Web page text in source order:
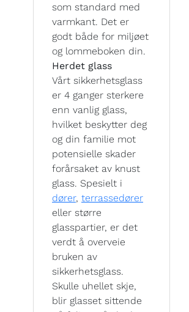
som standard med
varmkant. Det er
godt både for miljøet
og lommeboken din.
Herdet glass
Vårt sikkerhetsglass
er 4 ganger sterkere
enn vanlig glass,
hvilket beskytter deg
og din familie mot
potensielle skader
forårsaket av knust
glass. Spesielt i
dører, terrassedører
eller større
glasspartier, er det
verdt å overveie
bruken av
sikkerhetsglass.
Skulle uhellet skje,
blir glasset sittende